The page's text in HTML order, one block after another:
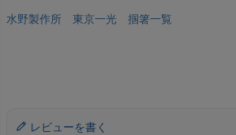
水野製作所 東京一光 掴箸一覧
レビューを書く